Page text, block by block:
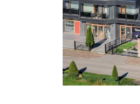
Ricambi per porte